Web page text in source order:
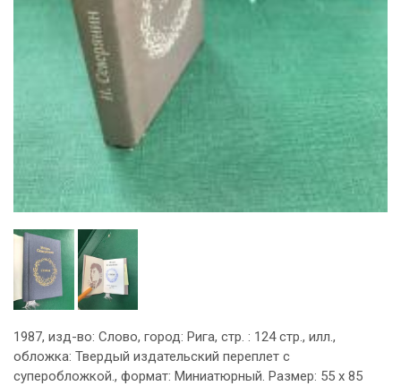
1987, изд-во: Слово, город: Рига, стр. : 124 стр., илл.,
обложка: Твердый издательский переплет с
суперобложкой., формат: Миниатюрный. Размер: 55 х 85